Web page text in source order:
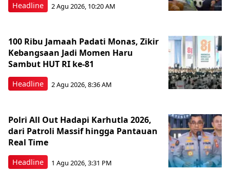
Headline 2 Agu 2026, 10:20 AM
Headline
100 Ribu Jamaah Padati Monas, Zikir
Kebangsaan Jadi Momen Haru
Sambut HUT RI ke-81
2 Agu 2026, 8:36 AM
Headline
Polri All Out Hadapi Karhutla 2026,
dari Patroli Massif hingga Pantauan
Real Time
1 Agu 2026, 3:31 PM